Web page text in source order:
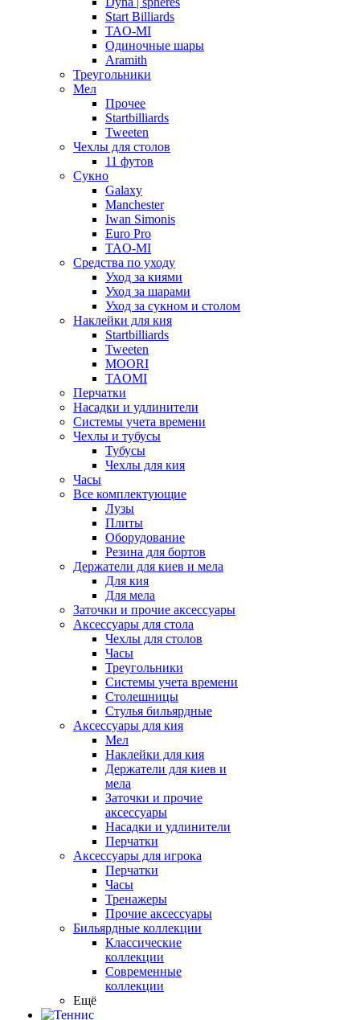
Start Billiards
TAO-MI
Одиночные шары
Aramith
Треугольники
Мел
Прочее
Startbilliards
Tweeten
Чехлы для столов
11 футов
Сукно
Galaxy
Manchester
Iwan Simonis
Euro Pro
TAO-MI
Средства по уходу
Уход за киями
Уход за шарами
Уход за сукном и столом
Наклейки для кия
Startbilliards
Tweeten
MOORI
TAOMI
Перчатки
Насадки и удлинители
Системы учета времени
Чехлы и тубусы
Тубусы
Чехлы для кия
Часы
Все комплектующие
Лузы
Плиты
Оборудование
Резина для бортов
Держатели для киев и мела
Для кия
Для мела
Заточки и прочие аксессуары
Аксессуары для стола
Чехлы для столов
Часы
Треугольники
Системы учета времени
Столешницы
Стулья бильярдные
Аксессуары для кия
Мел
Наклейки для кия
Держатели для киев и
мела
Заточки и прочие
аксессуары
Насадки и удлинители
Перчатки
Аксессуары для игрока
Перчатки
Часы
Тренажеры
Прочие аксессуары
Бильярдные коллекции
Классические
коллекции
Современные
коллекции
Ещё